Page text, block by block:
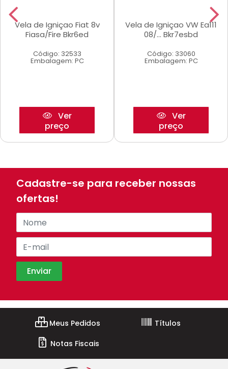
Vela de Igniçao Fiat 8v
Fiasa/Fire Bkr6ed
Código: 32533
Embalagem: PC
Ver
preço
Vela de Igniçao VW Ea111
08/... Bkr7esbd
Código: 33060
Embalagem: PC
Ver
preço
Cadastre-se para receber nossas
ofertas!
Meus Pedidos
Títulos
Notas Fiscais